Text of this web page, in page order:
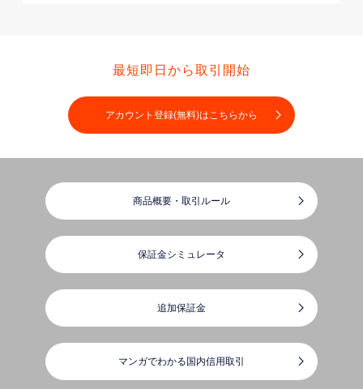
最短即日から取引開始
アカウント登録(無料)はこちらから
商品概要・取引ルール
保証金シミュレータ
追加保証金
マンガでわかる国内信用取引